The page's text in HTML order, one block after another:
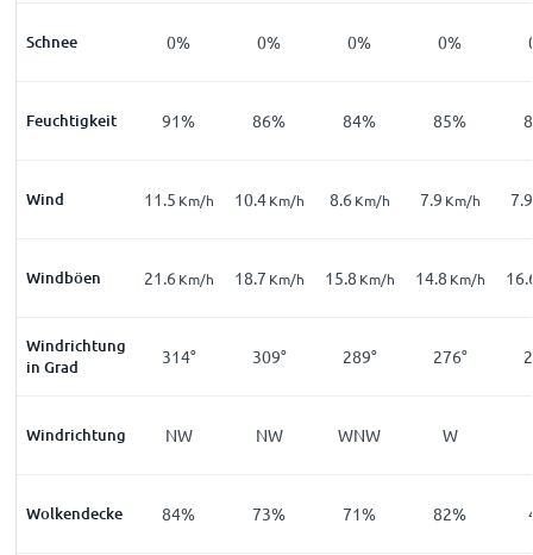
Schnee 0% 0% 0% 0%
Feuchtigkeit 91% 86% 84% 85%
Wind 11.5 Km/h 10.4Km/h 8.6 Km/h 7.9 Km/h 7.9
Windböen 21.6 Km/h 18.7 Km/h 15.8 Km/h 14.8 Km/h
Windrichtung
in Grad
314° 309° 289° 276°
Windrichtung NW NW WNW W
Wolkendecke 84% 73% 71% 82%